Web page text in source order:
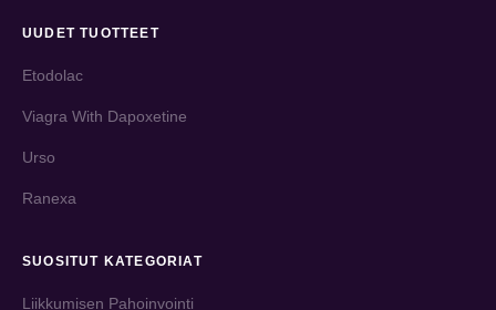
UUDET TUOTTEET
Etodolac
Viagra With Dapoxetine
Urso
Ranexa
SUOSITUT KATEGORIAT
Liikkumisen Pahoinvointi